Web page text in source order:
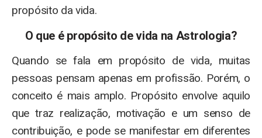
propósito da vida.
O que é propósito de vida na Astrologia?
Quando se fala em propósito de vida, muitas
pessoas pensam apenas em profissão. Porém, o
conceito é mais amplo. Propósito envolve aquilo
que traz realização, motivação e um senso de
contribuição, e pode se manifestar em diferentes